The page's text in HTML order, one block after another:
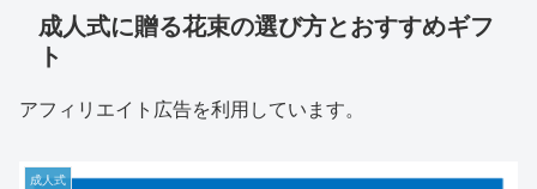
成人式に贈る花束の選び方とおすすめギフ
ト
アフィリエイト広告を利用しています。
成人式